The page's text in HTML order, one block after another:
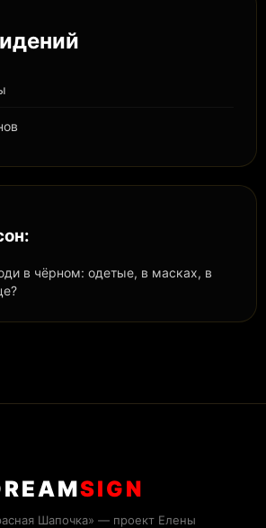
в чёрном: одетые, в масках, в
SIGN
Шапочка» — проект Елены